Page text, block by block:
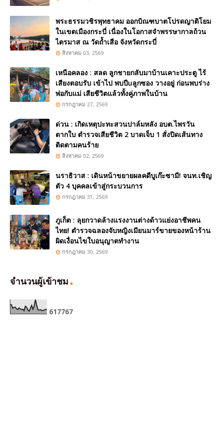
พระธรรมวชิรพุทธาคม ออกบิณฑบาตโปรดญาติโยม
ในเขตเมืองกระบี่ เนื่องในโอกาสจำพรรษากาลถ้วน
ไตรมาส ณ วัดถ้ำเสือ จังหวัดกระบี่
สิงหาคม 03, 2569
เหนือคลอง : สลด ลูกชายกลับมาบ้านเคาะประตู ไร้
เสียงตอบรับ เข้าไป พบปืuลูกซอง วางอยู่ ก่อนพบร่าง
พ่อกับแม่ เสียชีวิตแล้วทั้งคู่ภาพในบ้าน
กรกฎาคม 27, 2569
ด่วน : เกิดเหตุปะทะสวนปาล์มหลัง อบต.ไพรวัน
ตากใบ ตำรวจเสียชีวิต 2 บาดเจ็บ 1 สั่งปิดเส้นทาง
ติดตามคนร้าย
สิงหาคม 02, 2569
นราธิวาส : เดินหน้าขยายผลคดีบูเก๊ะซามี! จนท.เชิญ
ตัว 4 บุคคลเข้าสู่กระบวนการ
กรกฎาคม 31, 2569
ภูเก็ต : ลุยกวาดล้างแรงงานต่างด้าวแย่งอาชีพคน
ไทย! ตำรวจฉลองจับหญิงเมียนมาร์ขายของหน้าร้าน
ผิดเงื่อนไขใบอนุญาตทำงาน
กรกฎาคม 30, 2569
จำนวนผู้เข้าชม
617767